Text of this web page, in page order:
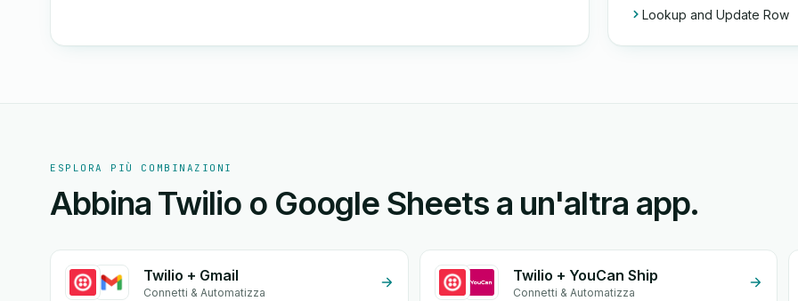
Lookup and Update Row
ESPLORA PIÙ COMBINAZIONI
Abbina Twilio o Google Sheets a un'altra app.
Twilio + Gmail
Connetti & Automatizza
Twilio + YouCan Ship
Connetti & Automatizza